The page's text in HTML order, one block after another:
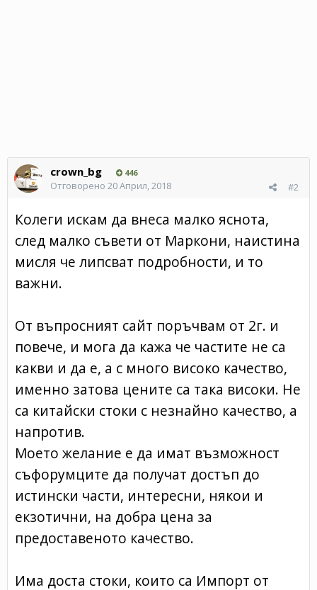
crown_bg 446
#2
Отговорено 20 Април, 2018
Колеги искам да внеса малко яснота,
след малко съвети от Маркони, наистина
мисля че липсват подробности, и то
важни.
От въпросният сайт поръчвам от 2г. и
повече, и мога да кажа че частите не са
какви и да е, а с много високо качество,
именно затова цените са така високи. Не
са китайски стоки с незнайно качество, а
напротив.
Моето желание е да имат възможност
съфорумците да получат достъп до
истински части, интересни, някои и
екзотични, на добра цена за
предоставеното качество.
Има доста стоки, които са Импорт от